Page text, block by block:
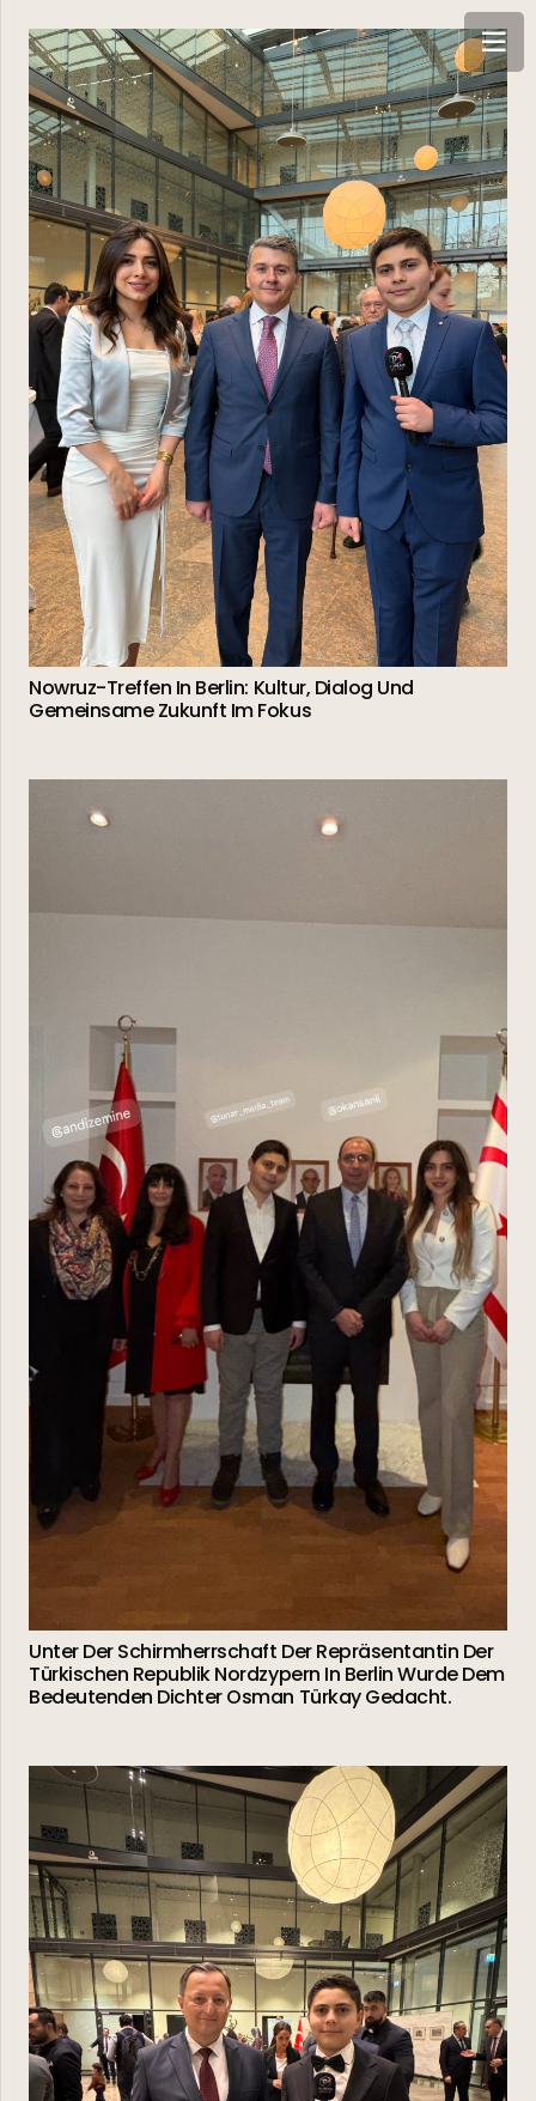
Nowruz-Treffen In Berlin: Kultur, Dialog Und
Gemeinsame Zukunft Im Fokus
Unter Der Schirmherrschaft Der Repräsentantin Der
Türkischen Republik Nordzypern In Berlin Wurde Dem
Bedeutenden Dichter Osman Türkay Gedacht.